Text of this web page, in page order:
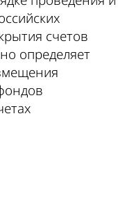
счетов
определяет